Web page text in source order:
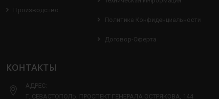
Производство
Политика Конфиденциальности
Договор-Оферта
КОНТАКТЫ
АДРЕС:
Г. СЕВАСТОПОЛЬ, ПРОСПЕКТ ГЕНЕРАЛА ОСТРЯКОВА, 144